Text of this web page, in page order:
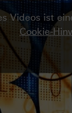
Videos ist
Cookie-